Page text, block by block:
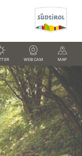
WEBCAM MAP